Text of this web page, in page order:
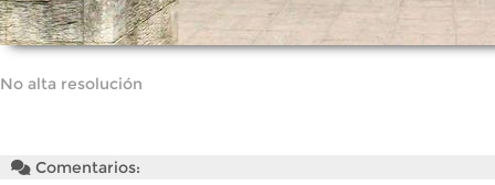
No alta resolución
Comentarios: